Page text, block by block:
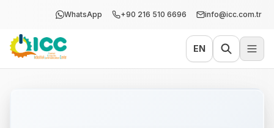
WhatsApp +90 216 510 6696 info@icc.com.tr
EN